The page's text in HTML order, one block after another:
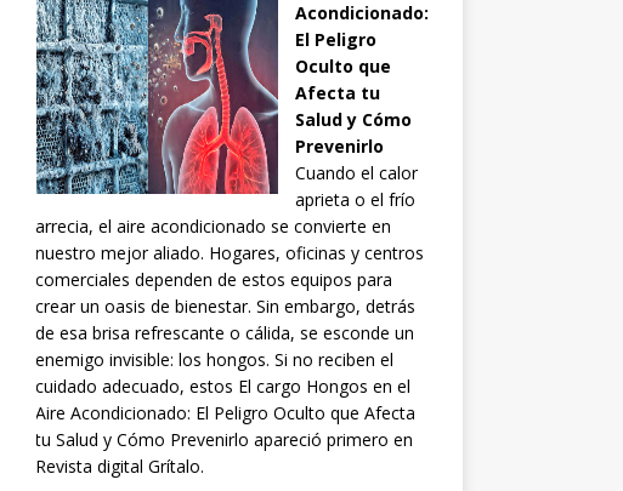
Acondicionado:
El Peligro
Oculto que
Afecta tu
Salud y Cómo
Prevenirlo
Cuando el calor
aprieta o el frío
arrecia, el aire acondicionado se convierte en
nuestro mejor aliado. Hogares, oficinas y centros
comerciales dependen de estos equipos para
crear un oasis de bienestar. Sin embargo, detrás
de esa brisa refrescante o cálida, se esconde un
enemigo invisible: los hongos. Si no reciben el
cuidado adecuado, estos El cargo Hongos en el
Aire Acondicionado: El Peligro Oculto que Afecta
tu Salud y Cómo Prevenirlo apareció primero en
Revista digital Grítalo.